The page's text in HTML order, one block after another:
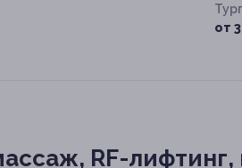
от
RF-